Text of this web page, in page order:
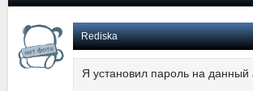
Rediska
Я установил пароль на данный